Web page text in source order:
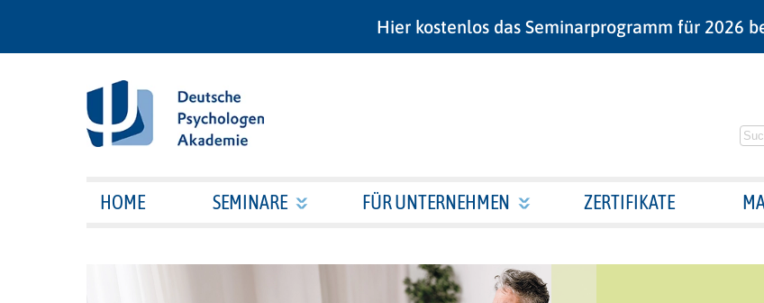
Hier kostenlos das Seminarprogramm für 2026
HOME SEMINARE FÜR UNTERNEHMEN ZERTIFIKATE